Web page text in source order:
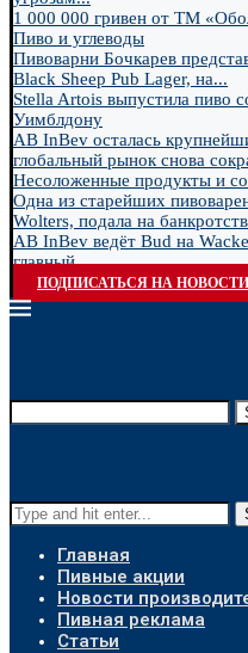
1 000 000 гривен от ТМ
Пиво и углеводы
Пивоварни Бочкарев
Black Sheep Pub Lager, на...
Stella Artois выпустила пиво
Уимблдону
AB InBev осталась
глобальный рынок снова
Несоложенные продукты и
Одна из старейших
Wolters, подала на
AB InBev ведёт Bud на
главный...
ПОДПИСАТЬСЯ НА НОВОСТИ
Главная
Пивные акции
Новости
Пивная реклама
Статьи